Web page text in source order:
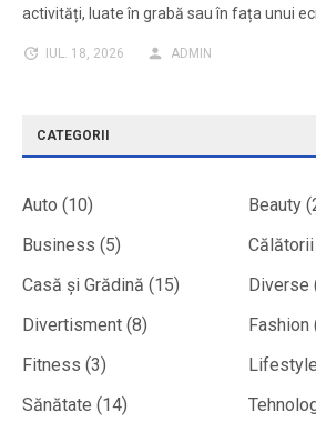
activități, luate în grabă sau în fața unui
IUL. 18, 2026 ADMIN
CATEGORII
Auto (10) Beauty
Business (5) Călătorii
Casă și Grădină (15) Diverse
Divertisment (8) Fashion
Fitness (3) Lifestyle
Sănătate (14)